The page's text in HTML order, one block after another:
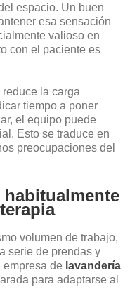
espacio. Un buen
esa sensación
valioso en
con el paciente es
la carga
tiempo a poner
el equipo puede
Esto se traduce en
preocupaciones del
habitualmente
volumen de trabajo,
serie de prendas y
empresa de lavandería
para adaptarse al